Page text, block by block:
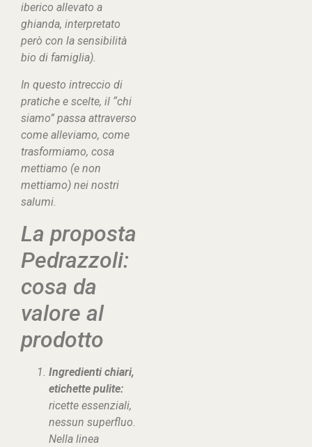
iberico allevato a
ghianda, interpretato
però con la sensibilità
bio di famiglia).
In questo intreccio di
pratiche e scelte, il “chi
siamo” passa attraverso
come alleviamo, come
trasformiamo, cosa
mettiamo (e non
mettiamo) nei nostri
salumi.
La proposta
Pedrazzoli:
cosa da
valore al
prodotto
Ingredienti chiari,
etichette pulite:
ricette essenziali,
nessun superfluo.
Nella linea